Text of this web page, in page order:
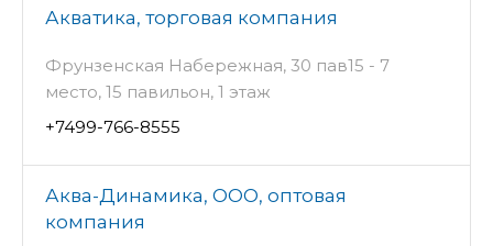
Акватика, торговая компания
Фрунзенская Набережная, 30 пав15 - 7
место, 15 павильон, 1 этаж
+7499-766-8555
Аква-Динамика, ООО, оптовая
компания